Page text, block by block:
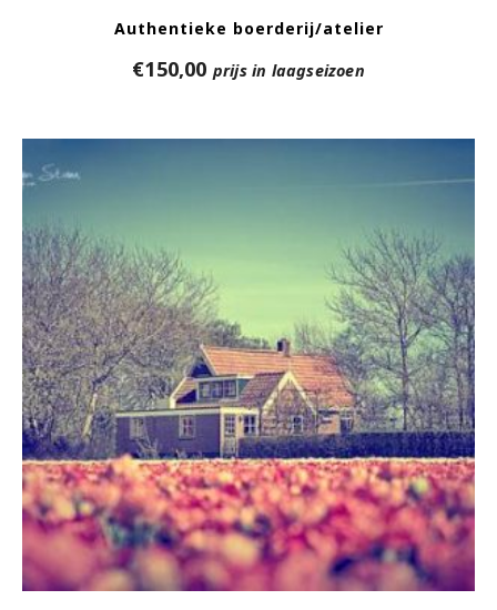
Authentieke boerderij/atelier
€150,00 prijs in laagseizoen